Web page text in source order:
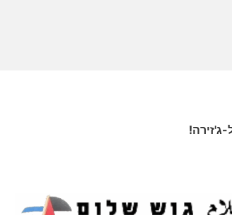
ג'זירה!